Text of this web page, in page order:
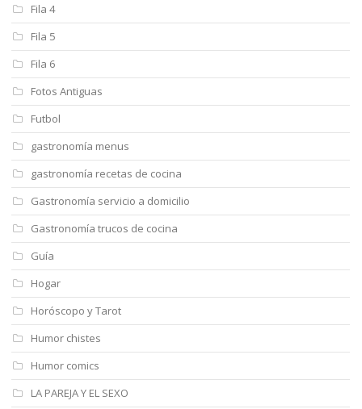
Fila 4
Fila 5
Fila 6
Fotos Antiguas
Futbol
gastronomía menus
gastronomía recetas de cocina
Gastronomía servicio a domicilio
Gastronomía trucos de cocina
Guía
Hogar
Horóscopo y Tarot
Humor chistes
Humor comics
LA PAREJA Y EL SEXO